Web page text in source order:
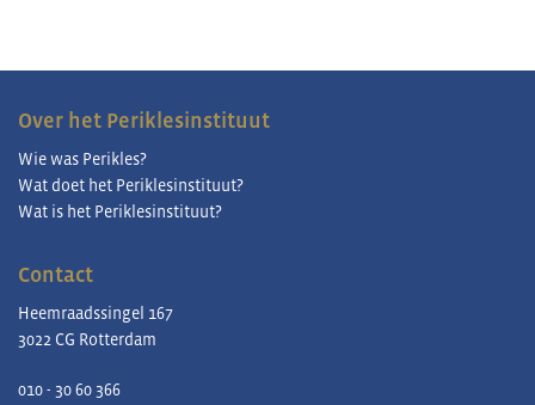
Over het Periklesinstituut
Wie was Perikles?
Wat doet het Periklesinstituut?
Wat is het Periklesinstituut?
Contact
Heemraadssingel 167
3022 CG Rotterdam
010 - 30 60 366